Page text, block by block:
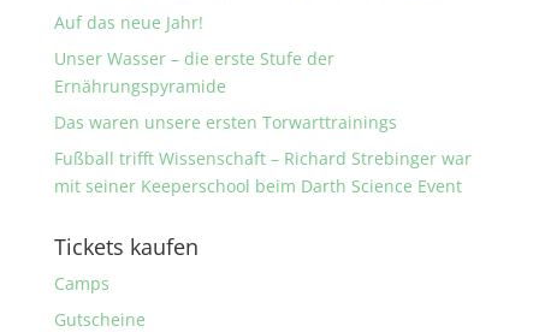
Auf das neue Jahr!
Unser Wasser – die erste Stufe der
Ernährungspyramide
Das waren unsere ersten Torwarttrainings
Fußball trifft Wissenschaft – Richard Strebinger war
mit seiner Keeperschool beim Darth Science Event
Tickets kaufen
Camps
Gutscheine